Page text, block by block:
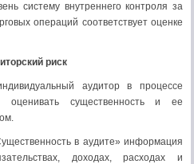
систему внутреннего контроля за
операций соответствует оценке
риск
аудитор в процессе
оценивать существенность и ее
в аудите» информация
доходах, расходах и